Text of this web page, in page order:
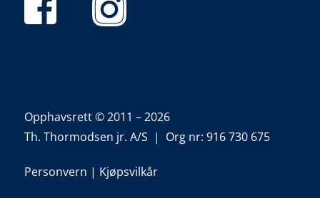
Opphavsrett © 2011 – 2026
Th. Thormodsen jr. A/S | Org nr: 916 730 675
Personvern | Kjøpsvilkår